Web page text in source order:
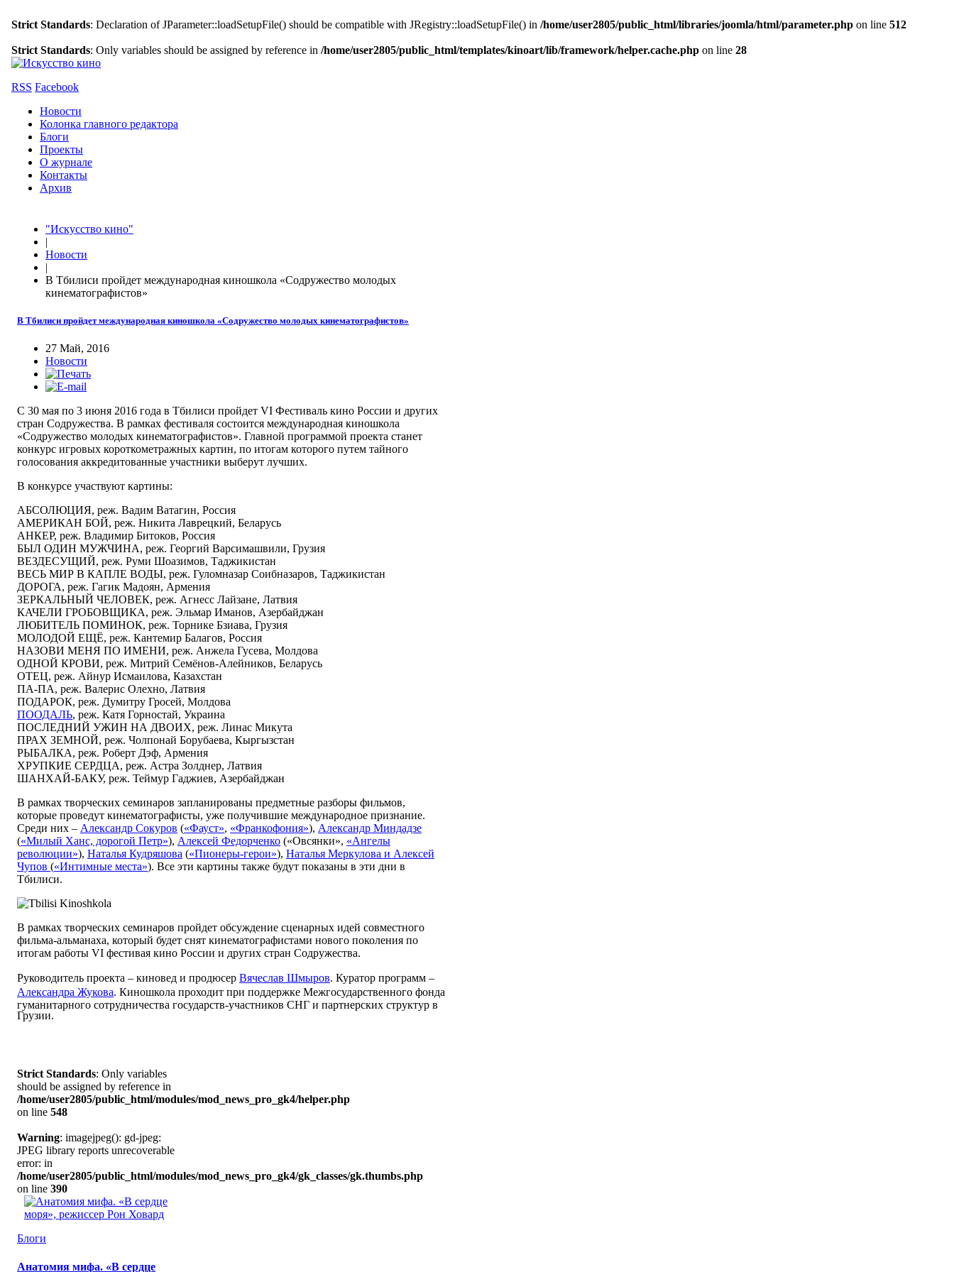
Strict Standards: Declaration of JParameter::loadSetupFile() should be compatible with JRegistry::loadSetupFile() in /home/user2805/public_html/libraries/joomla/html/parameter.php on line 512
Strict Standards: Only variables should be assigned by reference in /home/user2805/public_html/templates/kinoart/lib/framework/helper.cache.php on line 28
RSS Facebook
Новости
Колонка главного редактора
Блоги
Проекты
О журнале
Контакты
Архив
"Искусство кино"
|
Новости
|
В Тбилиси пройдет международная киношкола «Содружество молодых
кинематографистов»
В Тбилиси пройдет международная киношкола «Содружество молодых кинематографистов»
27 Май, 2016
Новости
С 30 мая по 3 июня 2016 года в Тбилиси пройдет VI Фестиваль кино России и других
стран Содружества. В рамках фестиваля состоится международная киношкола
«Содружество молодых кинематографистов». Главной программой проекта станет
конкурс игровых короткометражных картин, по итогам которого путем тайного
голосования аккредитованные участники выберут лучших.
В конкурсе участвуют картины:
АБСОЛЮЦИЯ, реж. Вадим Ватагин, Россия
АМЕРИКАН БОЙ, реж. Никита Лаврецкий, Беларусь
АНКЕР, реж. Владимир Битоков, Россия
БЫЛ ОДИН МУЖЧИНА, реж. Георгий Варсимашвили, Грузия
ВЕЗДЕСУЩИЙ, реж. Руми Шоазимов, Таджикистан
ВЕСЬ МИР В КАПЛЕ ВОДЫ, реж. Гуломназар Соибназаров, Таджикистан
ДОРОГА, реж. Гагик Мадоян, Армения
ЗЕРКАЛЬНЫЙ ЧЕЛОВЕК, реж. Агнесс Лайзане, Латвия
КАЧЕЛИ ГРОБОВЩИКА, реж. Эльмар Иманов, Азербайджан
ЛЮБИТЕЛЬ ПОМИНОК, реж. Торнике Бзиава, Грузия
МОЛОДОЙ ЕЩЁ, реж. Кантемир Балагов, Россия
НАЗОВИ МЕНЯ ПО ИМЕНИ, реж. Анжела Гусева, Молдова
ОДНОЙ КРОВИ, реж. Митрий Семёнов-Алейников, Беларусь
ОТЕЦ, реж. Айнур Исмаилова, Казахстан
ПА-ПА, реж. Валерис Олехно, Латвия
ПОДАРОК, реж. Думитру Гросей, Молдова
ПООДАЛЬ, реж. Катя Горностай, Украина
ПОСЛЕДНИЙ УЖИН НА ДВОИХ, реж. Линас Микута
ПРАХ ЗЕМНОЙ, реж. Чолпонай Борубаева, Кыргызстан
РЫБАЛКА, реж. Роберт Дэф, Армения
ХРУПКИЕ СЕРДЦА, реж. Астра Золднер, Латвия
ШАНХАЙ-БАКУ, реж. Теймур Гаджиев, Азербайджан
В рамках творческих семинаров запланированы предметные разборы фильмов,
которые проведут кинематографисты, уже получившие международное признание.
Среди них – Александр Сокуров («Фауст», «Франкофония»), Александр Миндадзе
(«Милый Ханс, дорогой Петр»), Алексей Федорченко («Овсянки», «Ангелы
революции»), Наталья Кудряшова («Пионеры-герои»), Наталья Меркулова и Алексей
Чупов («Интимные места»). Все эти картины также будут показаны в эти дни в
Тбилиси.
В рамках творческих семинаров пройдет обсуждение сценарных идей совместного
фильма-альманаха, который будет снят кинематографистами нового поколения по
итогам работы VI фестивая кино России и других стран Содружества.
Руководитель проекта – киновед и продюсер Вячеслав Шмыров. Куратор программ –
Александра Жукова. Киношкола проходит при поддержке Межгосударственного фонда
гуманитарного сотрудничества государств-участников СНГ и партнерских структур в
Грузии.
Strict Standards: Only variables
should be assigned by reference in
/home/user2805/public_html/modules/mod_news_pro_gk4/helper.php
on line 548
Warning: imagejpeg(): gd-jpeg:
JPEG library reports unrecoverable
error: in
/home/user2805/public_html/modules/mod_news_pro_gk4/gk_classes/gk.thumbs.php
on line 390
Блоги
Анатомия мифа. «В сердце